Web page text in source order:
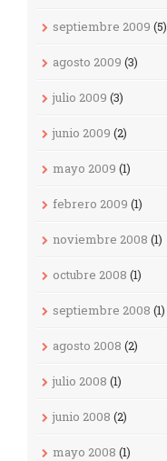
septiembre 2009 (5)
agosto 2009 (3)
julio 2009 (3)
junio 2009 (2)
mayo 2009 (1)
febrero 2009 (1)
noviembre 2008 (1)
octubre 2008 (1)
septiembre 2008 (1)
agosto 2008 (2)
julio 2008 (1)
junio 2008 (2)
mayo 2008 (1)